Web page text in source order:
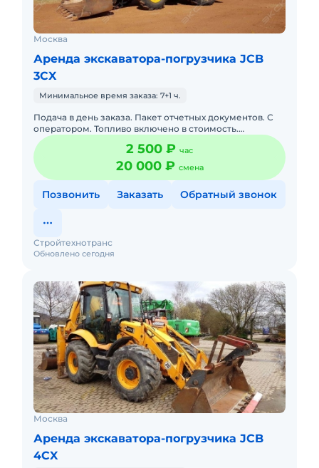
Москва
Аренда экскаватора-погрузчика JCB
3CX
Минимальное время заказа: 7+1 ч.
Подача в день заказа. Пакет отчетных документов. С
оператором. Топливо включено в стоимость.
Долгосрочная аренда. Краткосрочная аренда. Техника
с малой наработк
2 500 ₽ час
20 000 ₽ смена
Позвонить Заказать Обратный звонок
Обновлено сегодня
Стройтехнотранс
Москва
Аренда экскаватора-погрузчика JCB
4CX